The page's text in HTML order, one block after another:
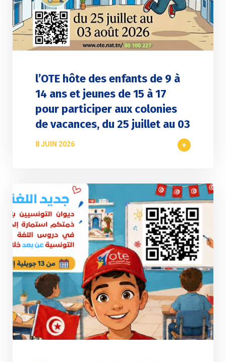
l’OTE hôte des enfants de 9 à
14 ans et jeunes de 15 à 17
pour participer aux colonies
de vacances, du 25 juillet au 03
8 JUIN 2026